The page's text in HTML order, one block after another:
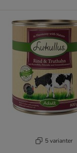
5 varianter